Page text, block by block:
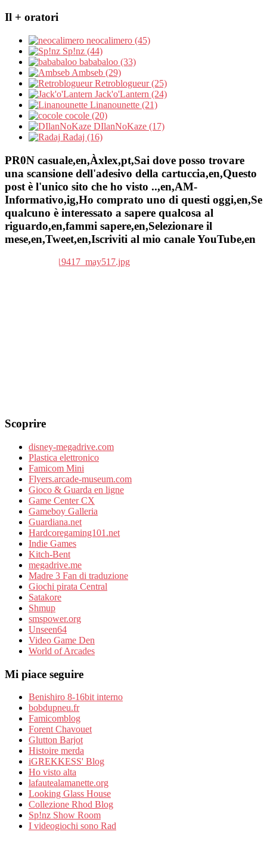
Il + oratori
neocalimero (45)
Sp!nz (44)
bababaloo (33)
Ambseb (29)
Retroblogueur (25)
Jack'o'Lantern (24)
Linanounette (21)
cocole (20)
DIlanNoKaze (17)
Radaj (16)
PR0N casuale,en,Àxlex,pt,Sai dove posso trovare
una scansione dell'adesivo della cartuccia,en,Questo
post è l'unico sito che ho visto ..,en,AM-
Informativo,ig,Ho comprato uno di questi oggi,en,Se
qualcuno è interessato a sapere qualcosa al
riguardo,en,fammi sapere,en,Selezionare il
mese,en,Tweet,en,Iscriviti al mio canale YouTube,en
Scoprire
disney-megadrive.com
Plastica elettronico
Famicom Mini
Flyers.arcade-museum.com
Gioco & Guarda en ligne
Game Center CX
Gameboy Galleria
Guardiana.net
Hardcoregaming101.net
Indie Games
Kitch-Bent
megadrive.me
Madre 3 Fan di traduzione
Giochi pirata Central
Satakore
Shmup
smspower.org
Unseen64
Video Game Den
World of Arcades
Mi piace seguire
Benishiro 8-16bit interno
bobdupneu.fr
Famicomblog
Forent Chavouet
Glutton Barjot
Histoire merda
iGREKKESS' Blog
Ho visto alta
lafautealamanette.org
Looking Glass House
Collezione Rhod Blog
Sp!nz Show Room
I videogiochi sono Rad